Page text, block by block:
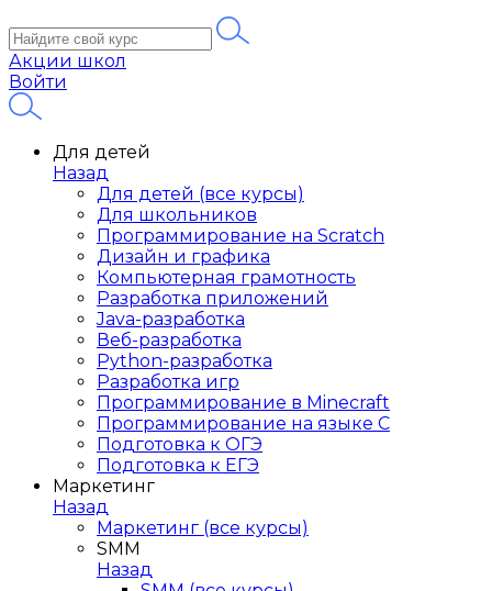
Акции школ
Войти
Для детей
Назад
Для детей (все курсы)
Для школьников
Программирование на Scratch
Дизайн и графика
Компьютерная грамотность
Разработка приложений
Java-разработка
Веб-разработка
Python-разработка
Разработка игр
Программирование в Minecraft
Программирование на языке C
Подготовка к ОГЭ
Подготовка к ЕГЭ
Маркетинг
Назад
Маркетинг (все курсы)
SMM
Назад